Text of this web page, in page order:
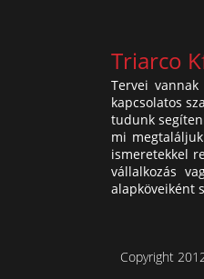
Triarco
Tervei
kapcsolatos
tudunk
mi
ismeretekkel
vállalkozás
alapköveiként
Copyright